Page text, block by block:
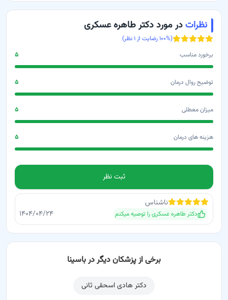
نظرات در مورد دکتر طاهره عسکری
( ۱۰۰% رضایت از ۱نظر)
برخورد مناسب
۵
توضیح روال درمان ۵
میزان معطلی ۵
هزینه های درمان ۵
ثبت نظر
ناشناس
دکتر طاهره عسکریرا توصیه میکنم ۱۴۰۴/۰۴/۲۴
برخی از پزشکان دیگر در باسینا
دکتر هادی اسحقی ثانی